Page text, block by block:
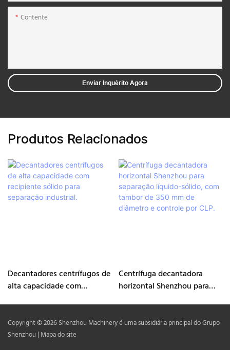
Contente
Enviar Inquérito Agora
Produtos Relacionados
Decantadores centrífugos de
alta capacidade com
Centrífuga decantadora
horizontal Shenzhou para
diâmetro e controle por CLP.
Copyright © 2026 Shenzhou Machinery é uma subsidiária principal do Grupo
Shenzhou | Mapa do site